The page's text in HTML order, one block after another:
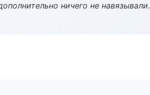
ничего не навязывали.